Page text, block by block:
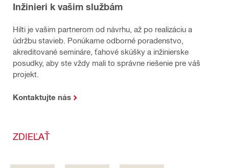
Inžinieri k vašim službám
Hilti je vašim partnerom od návrhu, až po realizáciu a
údržbu stavieb. Ponúkame odborné poradenstvo,
akreditované semináre, ťahové skúšky a inžinierske
posudky, aby ste vždy mali to správne riešenie pre váš
projekt.
Kontaktujte nás
ZDIEĽAŤ